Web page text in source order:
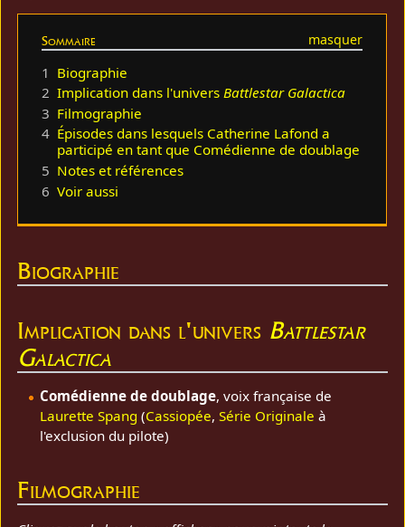
Sommaire
1 Biographie
2 Implication dans l'universBattlestar Galactica
3 Filmographie
4 Épisodes dans lesquels Catherine Lafond a
participé en tant que Comédienne de doublage
5 Notes et références
6 Voir aussi
Biographie
Implication dans l'univers Battlestar
Galactica
Comédienne de doublage, voix française de
Laurette Spang (Cassiopée, Série Originale à
l'exclusion du pilote)
Filmographie